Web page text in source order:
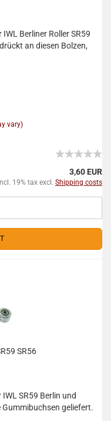
Berliner Roller SR59
an diesen Bolzen,
vary)
3,60 EUR
19% tax excl. Shipping costs
SR56
SR59 Berlin und
Gummibuchsen geliefert.